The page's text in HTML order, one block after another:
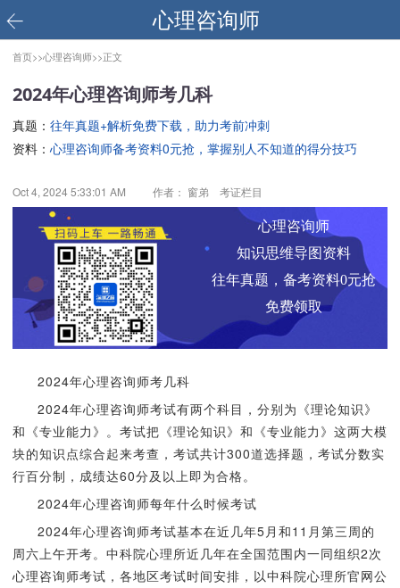
心理咨询师
首页>>心理咨询师>>正文
2024年心理咨询师考几科
真题： 往年真题+解析免费下载，助力考前冲刺
资料： 心理咨询师备考资料0元抢，掌握别人不知道的得分技巧
Oct 4, 2024 5:33:01 AM 作者： 窗弟 考证栏目
心理咨询师
知识思维导图资料
往年真题，备考资料0元抢
免费领取
2024年心理咨询师考几科
2024年心理咨询师考试有两个科目，分别为《理论知识》
和《专业能力》。考试把《理论知识》和《专业能力》这两大模
块的知识点综合起来考查，考试共计300道选择题，考试分数实
行百分制，成绩达60分及以上即为合格。
2024年心理咨询师每年什么时候考试
2024年心理咨询师考试基本在近几年5月和11月第三周的
周六上午开考。中科院心理所近几年在全国范围内一同组织2次
心理咨询师考试，各地区考试时间安排，以中科院心理所官网公